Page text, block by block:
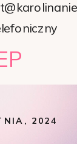
2024